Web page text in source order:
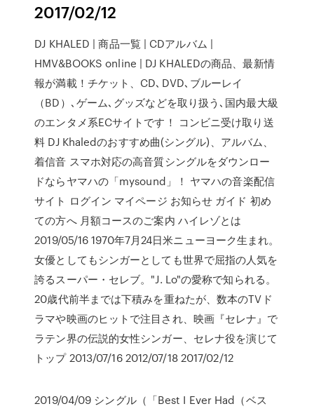
2017/02/12
DJ KHALED | 商品一覧 | CDアルバム |
HMV&BOOKS online | DJ KHALEDの商品、最新情
報が満載！チケット、CD､DVD､ブルーレイ
（BD）､ゲーム､グッズなどを取り扱う､国内最大級
のエンタメ系ECサイトです！ コンビニ受け取り送
料 DJ Khaledのおすすめ曲(シングル)、アルバム、
着信音 スマホ対応の高音質シングルをダウンロー
ドならヤマハの「mysound」！ ヤマハの音楽配信
サイト ログイン マイページ お知らせ ガイド 初め
ての方へ 月額コースのご案内 ハイレゾとは
2019/05/16 1970年7月24日米ニューヨーク生まれ。
女優としてもシンガーとしても世界で屈指の人気を
誇るスーパー・セレブ。"J. Lo"の愛称で知られる。
20歳代前半までは下積みを重ねたが、数本のTVド
ラマや映画のヒットで注目され、映画『セレナ』で
ラテン界の伝説的女性シンガー、セレナ役を演じて
トップ 2013/07/16 2012/07/18 2017/02/12
2019/04/09 シングル（「Best I Ever Had（ベス